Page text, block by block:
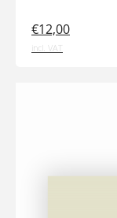
€12,00
incl. VAT